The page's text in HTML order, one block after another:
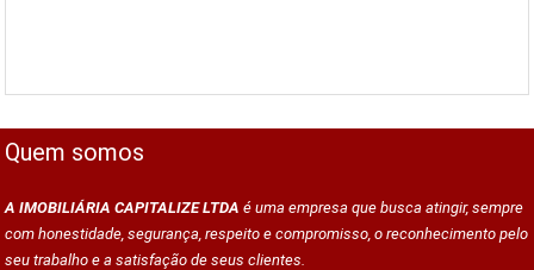
Quem somos
A IMOBILIÁRIA CAPITALIZE LTDA é uma empresa que busca atingir, sempre
com honestidade, segurança, respeito e compromisso, o reconhecimento pelo
seu trabalho e a satisfação de seus clientes.